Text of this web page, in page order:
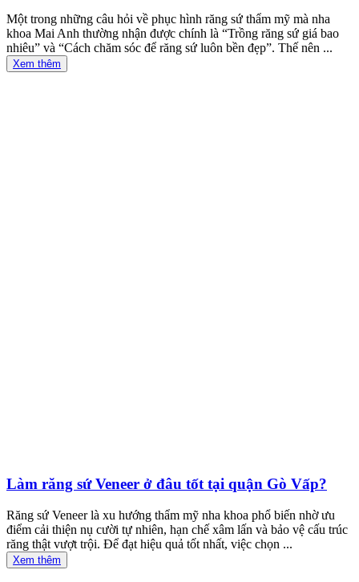
Một trong những câu hỏi về phục hình răng sứ thẩm mỹ mà nha
khoa Mai Anh thường nhận được chính là “Trồng răng sứ giá bao
nhiêu” và “Cách chăm sóc để răng sứ luôn bền đẹp”. Thế nên ...
Xem thêm
Làm răng sứ Veneer ở đâu tốt tại quận Gò Vấp?
Răng sứ Veneer là xu hướng thẩm mỹ nha khoa phổ biến nhờ ưu
điểm cải thiện nụ cười tự nhiên, hạn chế xâm lấn và bảo vệ cấu trúc
răng thật vượt trội. Để đạt hiệu quả tốt nhất, việc chọn ...
Xem thêm